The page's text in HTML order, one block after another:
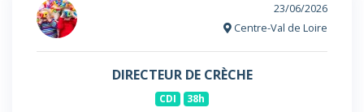
23/06/2026
Centre-Val de Loire
DIRECTEUR DE CRÈCHE
CDI 38h